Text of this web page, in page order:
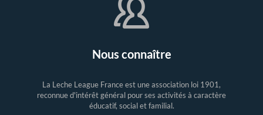
Nous connaître
La Leche League France est une association loi 1901,
reconnue d'intérêt général pour ses activités à caractère
éducatif, social et familial.